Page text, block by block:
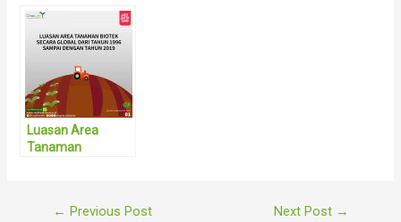
Secara Global
Berdasarkan Jenis
dan Sifat
Tanaman dari
Tahun 1996
Sampai Dengan
2019
Luasan Area
Tanaman
Sampai Dengan
Post
← Previous Post Next Post →